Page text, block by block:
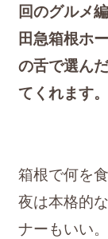
回のグルメ
田急箱根ホ
の舌で選ん
てくれます。
箱根で何を
夜は本格的
ナーもいい